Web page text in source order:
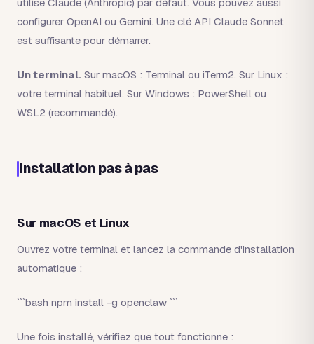
configurer OpenAI ou Gemini. Une clé API Claude Sonnet
est suffisante pour démarrer.
Un terminal. Sur macOS : Terminal ou iTerm2. Sur Linux :
votre terminal habituel. Sur Windows : PowerShell ou
WSL2 (recommandé).
Installation pas à pas
Sur macOS et Linux
Ouvrez votre terminal et lancez la commande d'installation
automatique :
```bash npm install -g openclaw ```
Une fois installé, vérifiez que tout fonctionne :